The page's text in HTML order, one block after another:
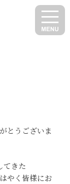
とうございま
てきた
やく皆様にお